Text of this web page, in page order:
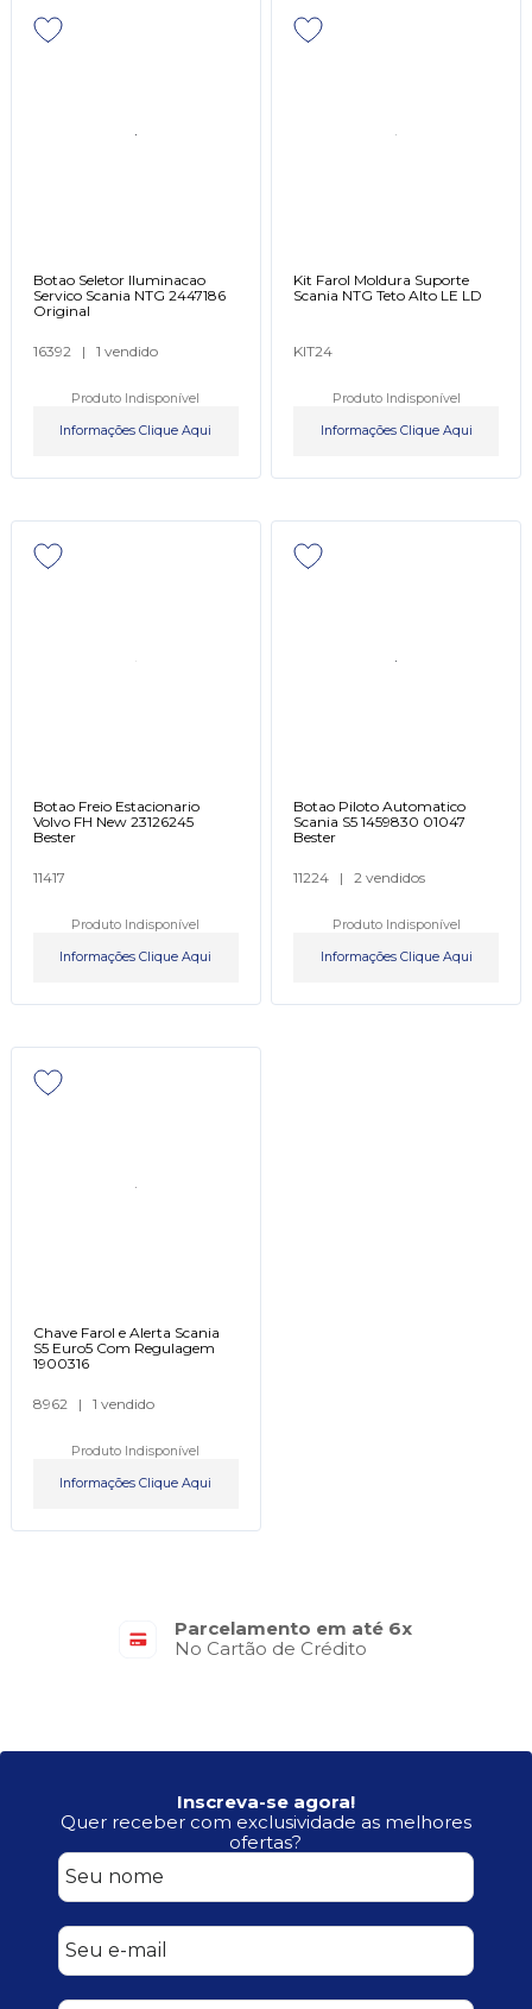
Botao Seletor Iluminacao
Servico Scania NTG 2447186
Original
16392 | 1 vendido
Produto Indisponível
Informações Clique Aqui
Kit Farol Moldura Suporte
Scania NTG Teto Alto LE LD
KIT24
Produto Indisponível
Informações Clique Aqui
Botao Freio Estacionario
Volvo FH New 23126245
Bester
11417
Produto Indisponível
Informações Clique Aqui
Botao Piloto Automatico
Scania S5 1459830 01047
Bester
11224 | 2 vendidos
Produto Indisponível
Informações Clique Aqui
Chave Farol e Alerta Scania
S5 Euro5 Com Regulagem
1900316
8962 | 1 vendido
Produto Indisponível
Informações Clique Aqui
Parcelamento em até 6x
No Cartão de Crédito
Inscreva-se agora!
Quer receber com exclusividade as melhores
ofertas?